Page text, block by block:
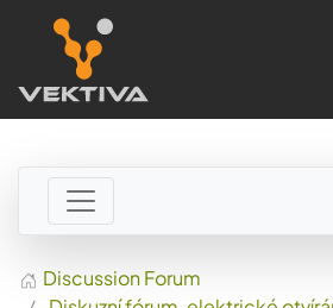
Skip to main content
Discussion Forum